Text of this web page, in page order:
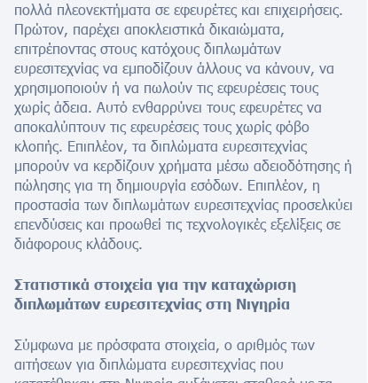
πολλά πλεονεκτήματα σε εφευρέτες και επιχειρήσεις.
Πρώτον, παρέχει αποκλειστικά δικαιώματα,
επιτρέποντας στους κατόχους διπλωμάτων
ευρεσιτεχνίας να εμποδίζουν άλλους να κάνουν, να
χρησιμοποιούν ή να πωλούν τις εφευρέσεις τους
χωρίς άδεια. Αυτό ενθαρρύνει τους εφευρέτες να
αποκαλύπτουν τις εφευρέσεις τους χωρίς φόβο
κλοπής. Επιπλέον, τα διπλώματα ευρεσιτεχνίας
μπορούν να κερδίζουν χρήματα μέσω αδειοδότησης ή
πώλησης για τη δημιουργία εσόδων. Επιπλέον, η
προστασία των διπλωμάτων ευρεσιτεχνίας προσελκύει
επενδύσεις και προωθεί τις τεχνολογικές εξελίξεις σε
διάφορους κλάδους.
Στατιστικά στοιχεία για την καταχώριση
διπλωμάτων ευρεσιτεχνίας στη Νιγηρία
Σύμφωνα με πρόσφατα στοιχεία, ο αριθμός των
αιτήσεων για διπλώματα ευρεσιτεχνίας που